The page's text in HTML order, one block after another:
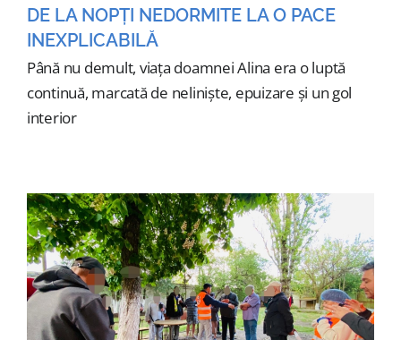
DE LA NOPȚI NEDORMITE LA O PACE
INEXPLICABILĂ
Până nu demult, viața doamnei Alina era o luptă
continuă, marcată de neliniște, epuizare și un gol
interior